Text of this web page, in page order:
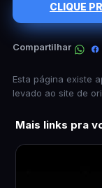
CLIQUE
Compartilhar
Esta página existe
levado ao site de
Mais links pra